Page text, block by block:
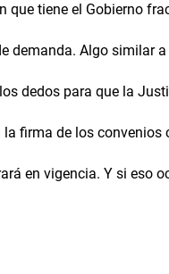
que tiene el Gobierno
demanda. Algo similar
dedos para que la
firma de los
en vigencia. Y si eso